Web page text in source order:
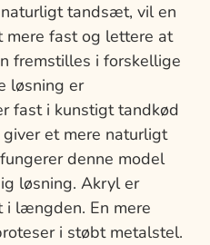
tandsæt, vil en
fast og lettere at
fremstilles i forskellige
løsning er
fast i kunstigt tandkød
et mere naturligt
denne model
løsning. Akryl er
i længden. En mere
i støbt metalstel.